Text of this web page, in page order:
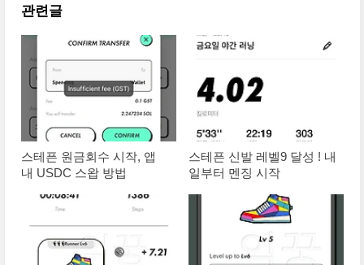
관련글
스테픈 원금회수 시작, 앱
내 USDC 스왑 방법
스테픈 신발 레벨9 달성 ! 내
일부터 멘징 시작